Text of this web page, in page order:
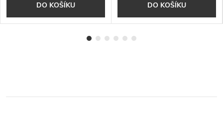
DO KOŠÍKU DO KOŠÍKU